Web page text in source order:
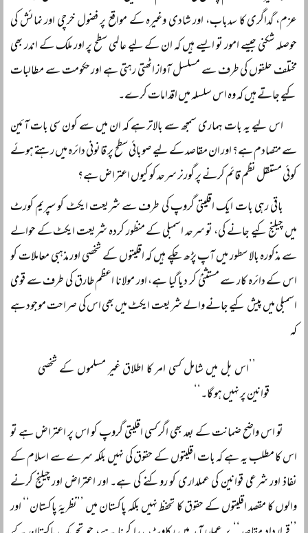
عزم، گداگری کا سدباب، اور شادی وغیرہ کے مواقع پر فضول خرچی اور نمائش کی
حوصلہ شکنی جیسے امور تو ایسے ہیں کہ ان کے لیے عالمی سطح پر اور ملک کے اندر بھی
مختلف حلقوں کی طرف سے مسلسل آواز اٹھتی رہتی ہے اور حکومت سے مطالبات
کیے جاتے ہیں کہ وہ اس سلسلہ میں اقدامات کرے۔
اس لیے یہ بات ہماری سمجھ سے بالاتر ہے کہ ان میں سے کون سی بات آئین
سے متصادم ہے؟ اور ان مقاصد کے لیے صوبائی سطح پر قانونی دائرہ میں رہتے ہوئے
کوئی مستقل نظم قائم کرنے پر گورنر سرحد کو کیوں اعتراض ہے؟
باقی رہی بات ایک اقلیتی گروپ کی طرف سے شریعت ایکٹ کو سپریم کورٹ
میں چیلنج کیے جانے کی، تو سرحد اسمبلی کے منظور کردہ شریعت ایکٹ کے حوالے
سے مذکورہ بالا سطور میں آپ پڑھ چکے ہیں کہ اقلیتوں کے شخصی اور مذہبی معاملات کو
اس کے دائرہ کار سے مستثنیٰ کر دیا گیا ہے، اور مولانا اعظم طارق کی طرف سے قومی
اسمبلی میں پیش کیے جانے والے شریعت ایکٹ میں بھی اس کی صراحت موجود ہے
کہ
’’اس بل میں شامل کسی امر کا اطلاق غیر مسلموں کے شخصی
قوانین پر نہیں ہو گا۔‘‘
تو اس واضح ضمانت کے بعد بھی اگر کسی اقلیتی گروپ کو اس پر اعتراض ہے تو
اس کا مطلب یہ ہے کہ بات اقلیتوں کے حقوق کی نہیں بلکہ سرے سے اسلام کے
نفاذ اور شرعی قوانین کی عملداری کو روکنے کی ہے۔ اور اعتراض اور چیلنج کرنے
والوں کا مقصد اقلیتوں کے حقوق کا تحفظ نہیں بلکہ پاکستان میں ’’نظریۂ پاکستان‘‘ اور